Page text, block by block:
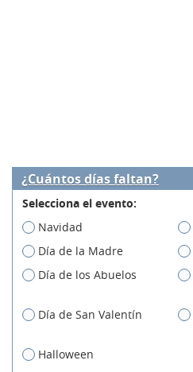
¿Cuántos días faltan?
Selecciona el evento:
Navidad
Día de la Madre
Día de los Abuelos
Día de San Valentín
Halloween